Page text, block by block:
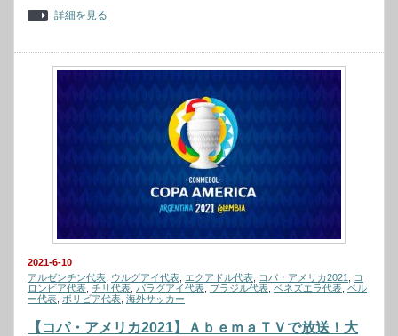
詳細を見る
2021-6-10
アルゼンチン代表 ウルグアイ代表 エクアドル代表 コパ・アメリカ2021
コ
ロンビア代表 チリ代表 パラグアイ代表 ブラジル代表 ベネズエラ代表 ペル
ー代表 ボリビア代表 海外サッカー
【コパ・アメリカ2021】ＡｂｅｍａＴＶで放送！大